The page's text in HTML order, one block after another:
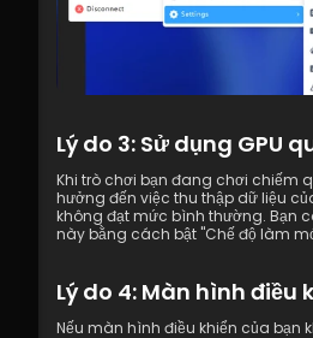
Lý do 3: Sử dụng GPU
Khi trò chơi bạn đang chơi chiếm
hưởng đến việc thu thập dữ liệu của
không đạt mức bình thường. Bạn
này bằng cách bật "Chế độ làm
Lý do 4: Màn hình điều
Nếu màn hình điều khiển của bạn